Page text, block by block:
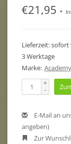
€21,95 *
Lieferzeit:
3 Werktage
Marke: Academy
+
-
E-Mail an
angeben)
Zur